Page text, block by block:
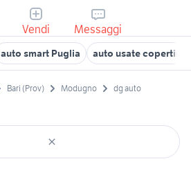
Vendi Messaggi
auto smart Puglia auto usate copertino
Bari (Prov) Modugno dg auto